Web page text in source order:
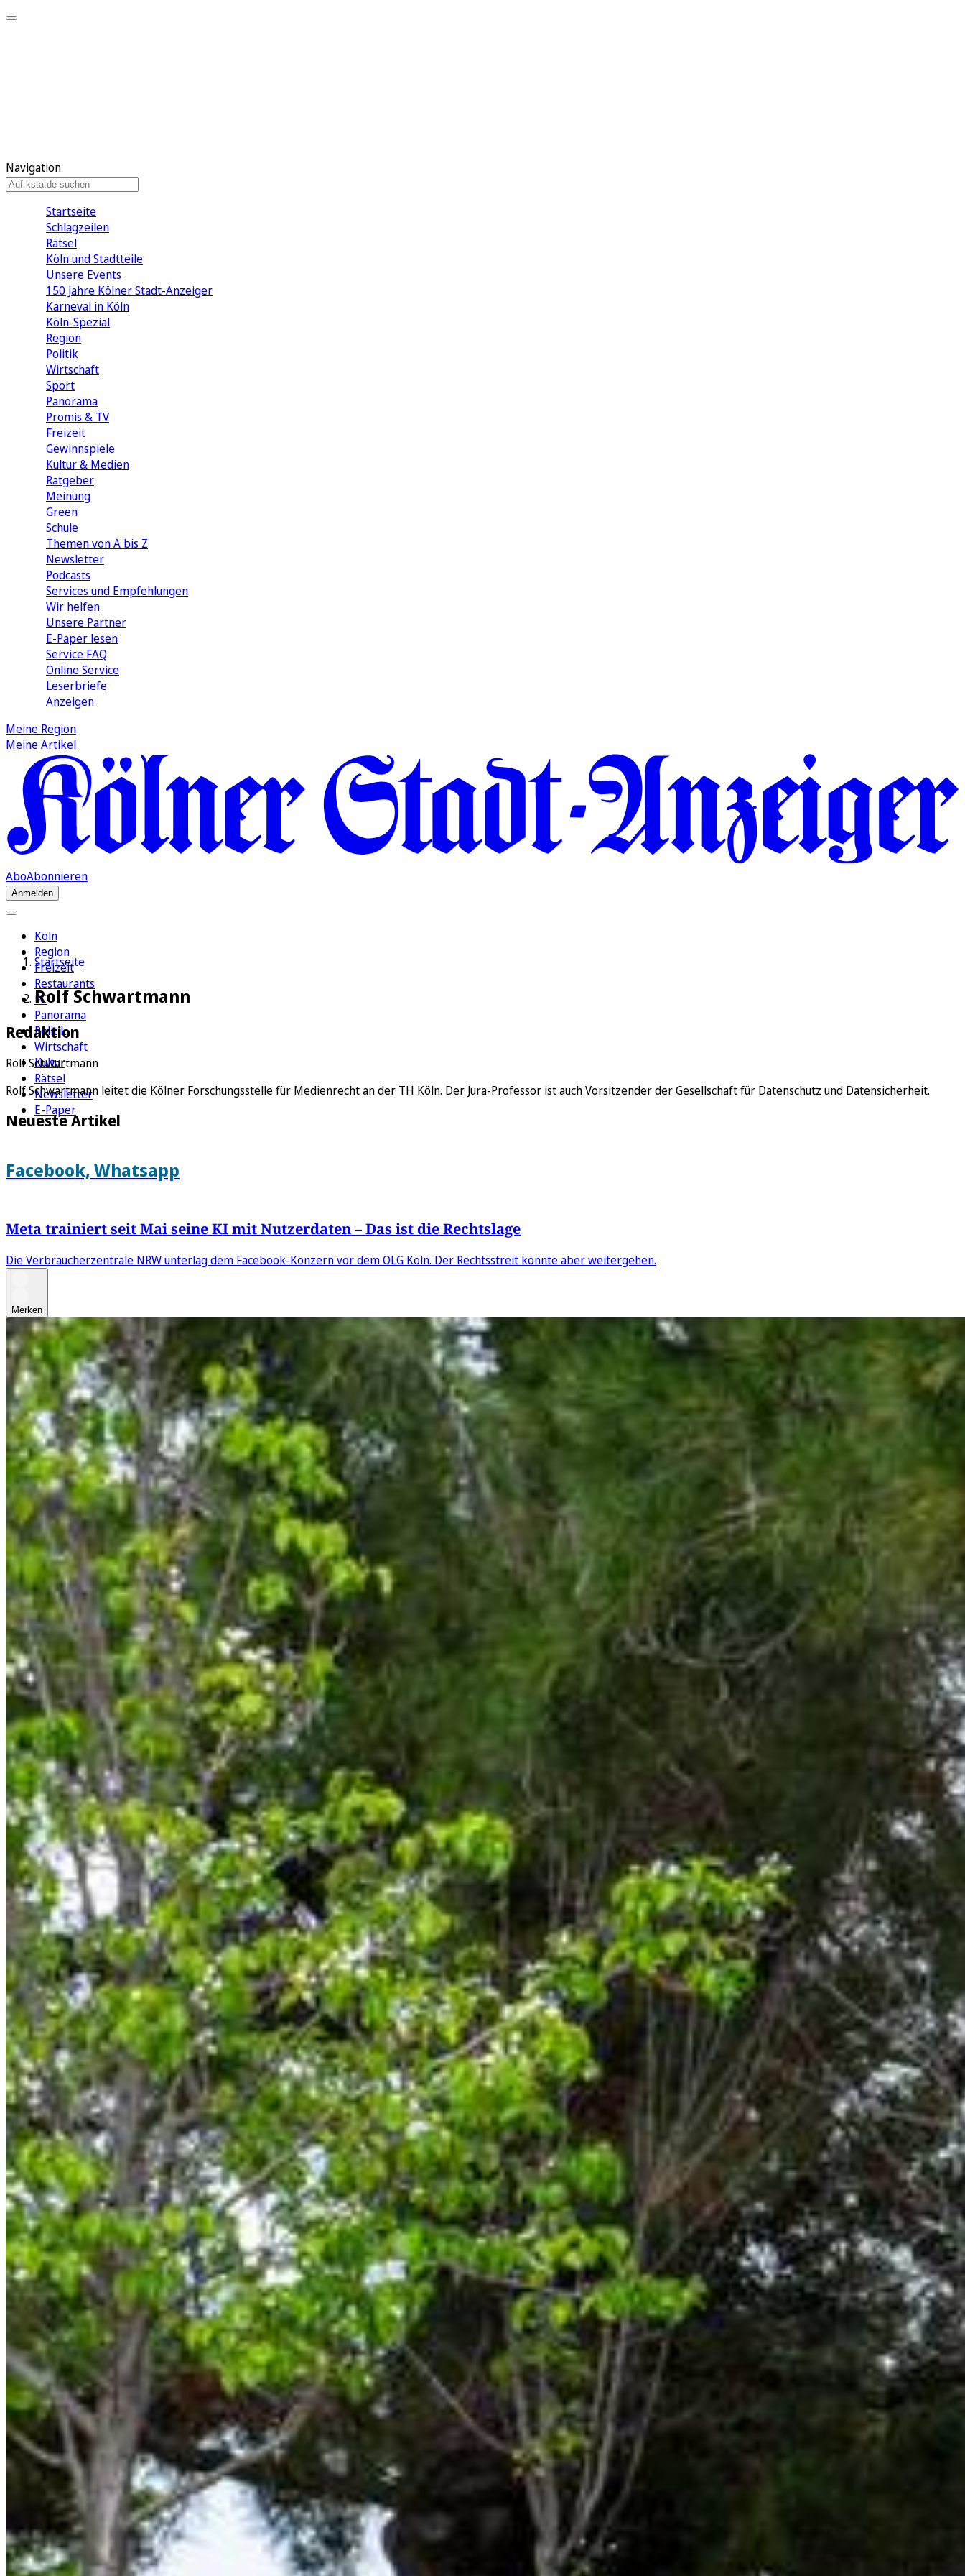
Navigation
Startseite
Schlagzeilen
Rätsel
Köln und Stadtteile
Unsere Events
150 Jahre Kölner Stadt-Anzeiger
Karneval in Köln
Köln-Spezial
Region
Politik
Wirtschaft
Sport
Panorama
Promis & TV
Freizeit
Gewinnspiele
Kultur & Medien
Ratgeber
Meinung
Green
Schule
Themen von A bis Z
Newsletter
Podcasts
Services und Empfehlungen
Wir helfen
Unsere Partner
E-Paper lesen
Service FAQ
Online Service
Leserbriefe
Anzeigen
Meine Region
Meine Artikel
AboAbonnieren
Anmelden
Köln
Region
Freizeit
Restaurants
FC
Panorama
Politik
Wirtschaft
Kultur
Rätsel
Newsletter
E-Paper
Startseite
Rolf Schwartmann
Redaktion
Rolf Schwartmann
Rolf Schwartmann leitet die Kölner Forschungsstelle für Medienrecht an der TH Köln. Der Jura-Professor ist auch Vorsitzender der Gesellschaft für Datenschutz und Datensicherheit.
Neueste Artikel
Facebook, Whatsapp
Meta trainiert seit Mai seine KI mit Nutzerdaten – Das ist die Rechtslage
Die Verbraucherzentrale NRW unterlag dem Facebook-Konzern vor dem OLG Köln. Der Rechtsstreit könnte aber weitergehen.
Merken